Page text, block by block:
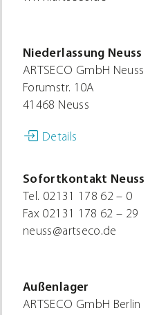
Niederlassung Neuss
ARTSECO GmbH Neuss
Forumstr. 10A
41468 Neuss
Details
Sofortkontakt Neuss
Tel. 02131 178 62 – 0
Fax 02131 178 62 – 29
neuss@artseco.de
Außenlager
ARTSECO GmbH Berlin